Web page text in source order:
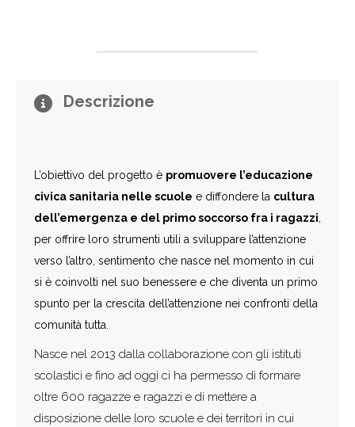
Descrizione
L’obiettivo del progetto è promuovere l’educazione
civica sanitaria nelle scuole e diffondere la cultura
dell’emergenza e del primo soccorso fra i ragazzi,
per offrire loro strumenti utili a sviluppare l’attenzione
verso l’altro, sentimento che nasce nel momento in cui
si è coinvolti nel suo benessere e che diventa un primo
spunto per la crescita dell’attenzione nei confronti della
comunità tutta.
Nasce nel 2013 dalla collaborazione con gli istituti
scolastici e fino ad oggi ci ha permesso di formare
oltre 600 ragazze e ragazzi e di mettere a
disposizione delle loro scuole e dei territori in cui